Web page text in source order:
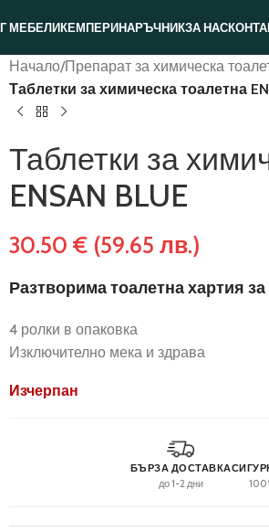
МЕБЕЛИКЕМПЕРИНАРЪЧНИКЗА НАС
Начало/Препарат за химическа
Таблетки за химическа тоалетна
Таблетки за
ENSAN BLUE
30.50 € (59.65 лв.)
Разтворима тоалетна хартия
4 ролки в опаковка
Изключително мека и здрава
Изчерпан
БЪРЗА ДОСТАВКА
до 1-2 дни